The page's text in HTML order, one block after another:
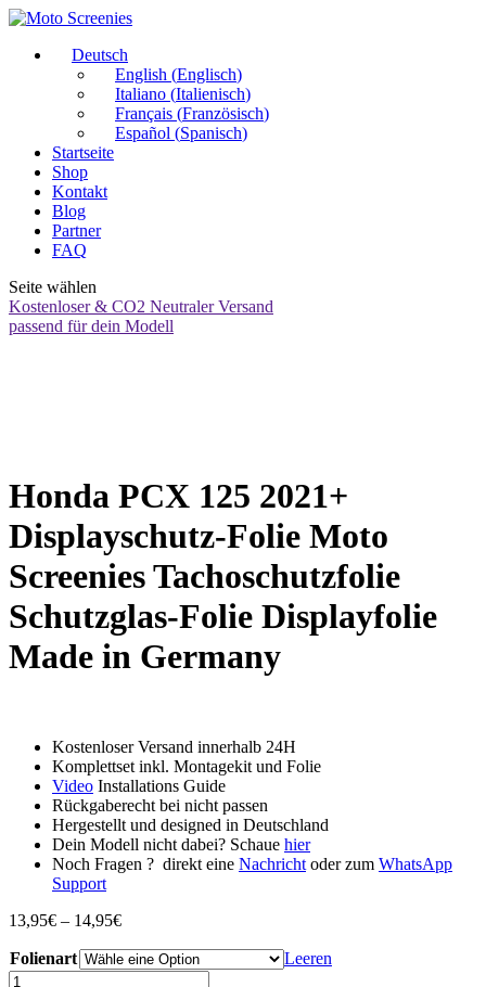
Deutsch
English (Englisch)
Italiano (Italienisch)
Français (Französisch)
Español (Spanisch)
Startseite
Shop
Kontakt
Blog
Partner
FAQ
Seite wählen
Kostenloser & CO2 Neutraler Versand
passend für dein Modell
Honda PCX 125 2021+
Displayschutz-Folie Moto
Screenies Tachoschutzfolie
Schutzglas-Folie Displayfolie
Made in Germany
Kostenloser Versand innerhalb 24H
Komplettset inkl. Montagekit und Folie
Video Installations Guide
Rückgaberecht bei nicht passen
Hergestellt und designed in Deutschland
Dein Modell nicht dabei? Schaue hier
Noch Fragen ? direkt eine Nachricht oder zum WhatsApp
Support
13,95€ – 14,95€Preisspanne:
bis
14,95€
Folienart
Leeren
Honda